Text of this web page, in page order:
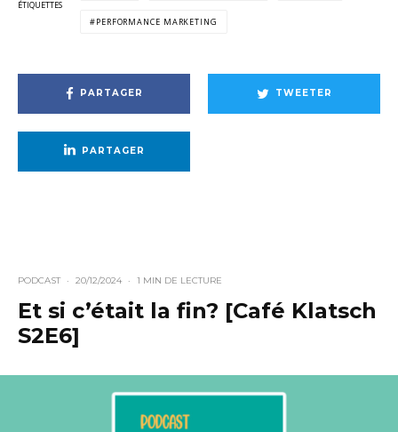
ÉTIQUETTES
PERFORMANCE MARKETING
PARTAGER TWEETER
PARTAGER
PODCAST · 20/12/2024 · 1 MIN DE LECTURE
Et si c’était la fin? [Café Klatsch
S2E6]